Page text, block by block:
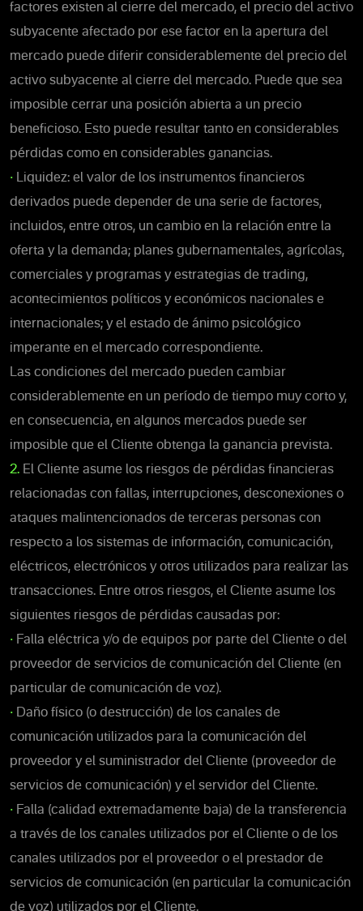
factores existen al cierre del mercado, el precio del activo
subyacente afectado por ese factor en la apertura del
mercado puede diferir considerablemente del precio del
activo subyacente al cierre del mercado. Puede que sea
imposible cerrar una posición abierta a un precio
beneficioso. Esto puede resultar tanto en considerables
pérdidas como en considerables ganancias.
• Liquidez: el valor de los instrumentos financieros
derivados puede depender de una serie de factores,
incluidos, entre otros, un cambio en la relación entre la
oferta y la demanda; planes gubernamentales, agrícolas,
comerciales y programas y estrategias de trading,
acontecimientos políticos y económicos nacionales e
internacionales; y el estado de ánimo psicológico
imperante en el mercado correspondiente.
Las condiciones del mercado pueden cambiar
considerablemente en un período de tiempo muy corto y,
en consecuencia, en algunos mercados puede ser
imposible que el Cliente obtenga la ganancia prevista.
2. El Cliente asume los riesgos de pérdidas financieras
relacionadas con fallas, interrupciones, desconexiones o
ataques malintencionados de terceras personas con
respecto a los sistemas de información, comunicación,
eléctricos, electrónicos y otros utilizados para realizar las
transacciones. Entre otros riesgos, el Cliente asume los
siguientes riesgos de pérdidas causadas por:
• Falla eléctrica y/o de equipos por parte del Cliente o del
proveedor de servicios de comunicación del Cliente (en
particular de comunicación de voz).
• Daño físico (o destrucción) de los canales de
comunicación utilizados para la comunicación del
proveedor y el suministrador del Cliente (proveedor de
servicios de comunicación) y el servidor del Cliente.
• Falla (calidad extremadamente baja) de la transferencia
a través de los canales utilizados por el Cliente o de los
canales utilizados por el proveedor o el prestador de
servicios de comunicación (en particular la comunicación
de voz) utilizados por el Cliente.